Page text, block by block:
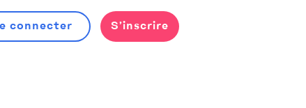
connecter S’inscrire